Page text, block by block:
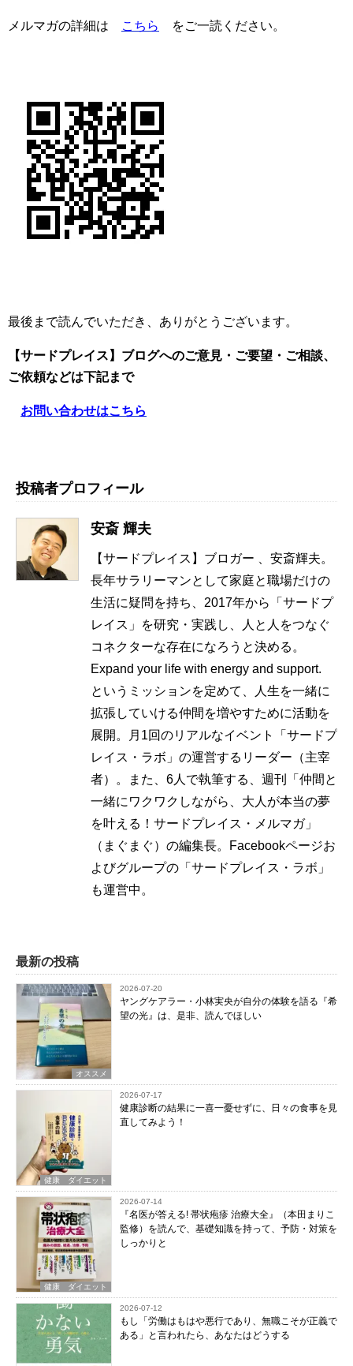
メルマガの詳細は こちら をご一読ください。
最後まで読んでいただき、ありがとうございます。
【サードプレイス】ブログへのご意見・ご要望・ご相談、
ご依頼などは下記まで
お問い合わせはこちら
投稿者プロフィール
安斎 輝夫
【サードプレイス】ブロガー 、安斎輝夫。
長年サラリーマンとして家庭と職場だけの
生活に疑問を持ち、2017年から「サードプ
レイス」を研究・実践し、人と人をつなぐ
コネクターな存在になろうと決める。
Expand your life with energy and support.
というミッションを定めて、人生を一緒に
拡張していける仲間を増やすために活動を
展開。月1回のリアルなイベント「サードプ
レイス・ラボ」の運営するリーダー（主宰
者）。また、6人で執筆する、週刊「仲間と
一緒にワクワクしながら、大人が本当の夢
を叶える！サードプレイス・メルマガ」
（まぐまぐ）の編集長。Facebookページお
よびグループの「サードプレイス・ラボ」
も運営中。
最新の投稿
オススメ
2026-07-20
ヤングケアラー・小林実央が自分の体験を語る『希
望の光』は、是非、読んでほしい
健康 ダイエット
2026-07-17
健康診断の結果に一喜一憂せずに、日々の食事を見
直してみよう！
健康 ダイエット
2026-07-14
『名医が答える! 帯状疱疹 治療大全』（本田まりこ
監修）を読んで、基礎知識を持って、予防・対策を
しっかりと
2026-07-12
もし「労働はもはや悪行であり、無職こそが正義で
ある」と言われたら、あなたはどうする